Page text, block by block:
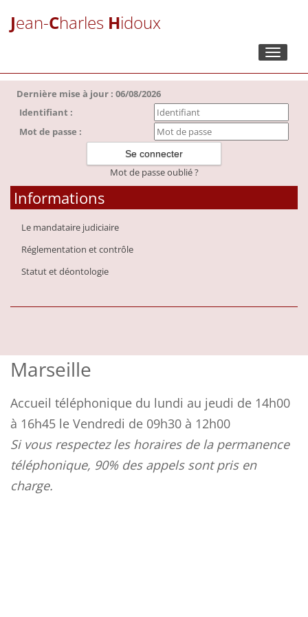
Jean-Charles Hidoux
Toggle
Dernière mise à jour : 06/08/2026
Identifiant :
Mot de passe :
Mot de passe oublié ?
Informations
Le mandataire judiciaire
Réglementation et contrôle
Statut et déontologie
Marseille
Accueil téléphonique du lundi au jeudi de 14h00
à 16h45 le Vendredi de 09h30 à 12h00
Si vous respectez les horaires de la permanence
téléphonique, 90% des appels sont pris en
charge.